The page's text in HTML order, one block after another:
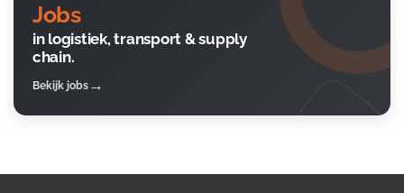
Jobs
in logistiek, transport & supply
chain.
Bekijk jobs